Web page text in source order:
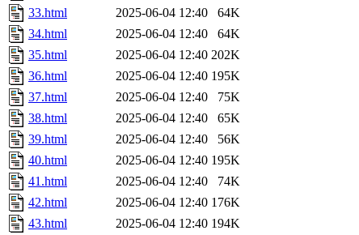
33.html
2025-06-04 12:40
64K
34.html
2025-06-04 12:40
64K
35.html
2025-06-04 12:40 202K
36.html
2025-06-04 12:40 195K
37.html
2025-06-04 12:40
75K
38.html
2025-06-04 12:40
65K
39.html
2025-06-04 12:40
56K
40.html
2025-06-04 12:40 195K
41.html
2025-06-04 12:40
74K
42.html
2025-06-04 12:40 176K
43.html
2025-06-04 12:40 194K